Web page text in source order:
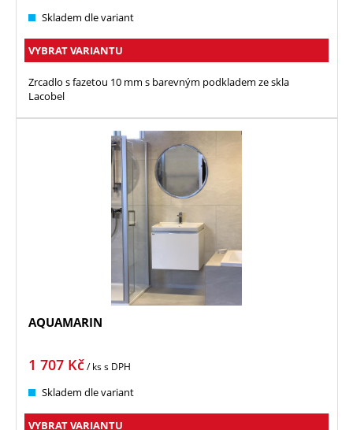
Skladem dle variant
VYBRAT VARIANTU
Zrcadlo s fazetou 10 mm s barevným podkladem ze skla
Lacobel
AQUAMARIN
1 707 Kč/ kss DPH
Skladem dle variant
VYBRAT VARIANTU